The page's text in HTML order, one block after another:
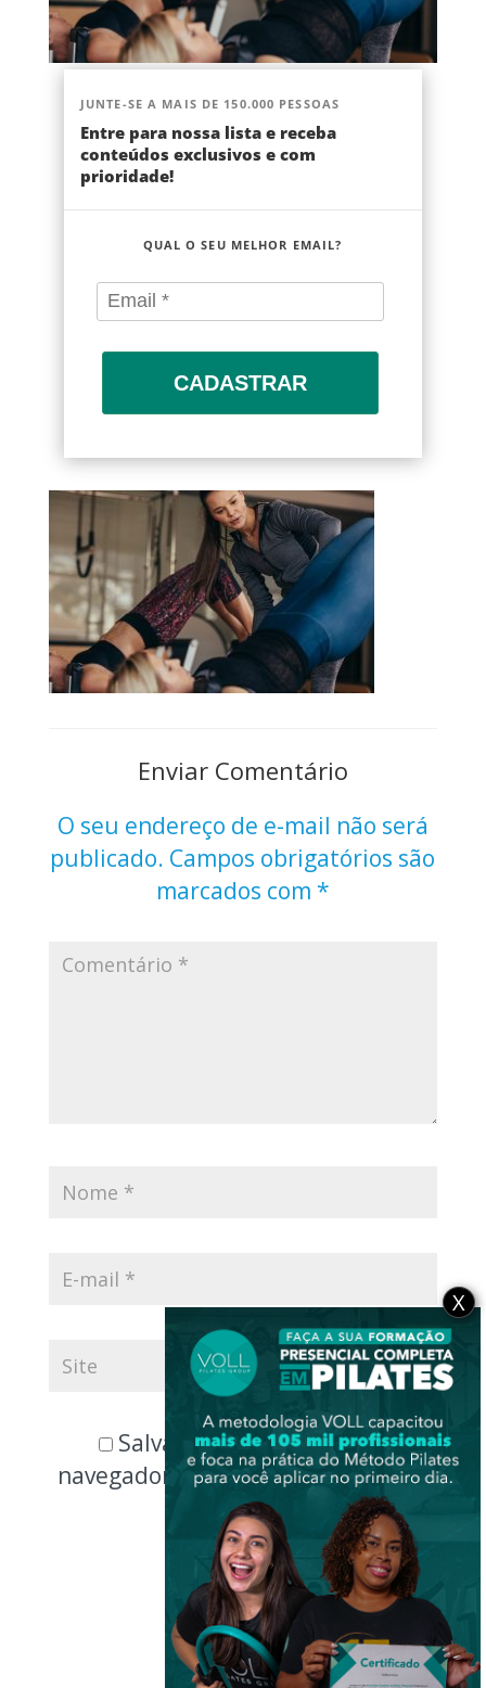
JUNTE-SE A MAIS DE 150.000 PESSOAS
Entre para nossa lista e receba
conteúdos exclusivos e com
prioridade!
QUAL O SEU MELHOR EMAIL?
CADASTRAR
Enviar Comentário
O seu endereço de e-mail não será
publicado. Campos obrigatórios são
marcados com *
Salvar meus dados neste
navegador para a próxima vez que
eu comentar.
X